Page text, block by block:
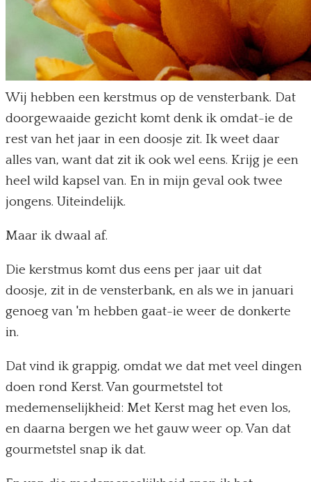
Wij hebben een kerstmus op de vensterbank. Dat
doorgewaaide gezicht komt denk ik omdat-ie de
rest van het jaar in een doosje zit. Ik weet daar
alles van, want dat zit ik ook wel eens. Krijg je een
heel wild kapsel van. En in mijn geval ook twee
jongens. Uiteindelijk.
Maar ik dwaal af.
Die kerstmus komt dus eens per jaar uit dat
doosje, zit in de vensterbank, en als we in januari
genoeg van 'm hebben gaat-ie weer de donkerte
in.
Dat vind ik grappig, omdat we dat met veel dingen
doen rond Kerst. Van gourmetstel tot
medemenselijkheid: Met Kerst mag het even los,
en daarna bergen we het gauw weer op. Van dat
gourmetstel snap ik dat.